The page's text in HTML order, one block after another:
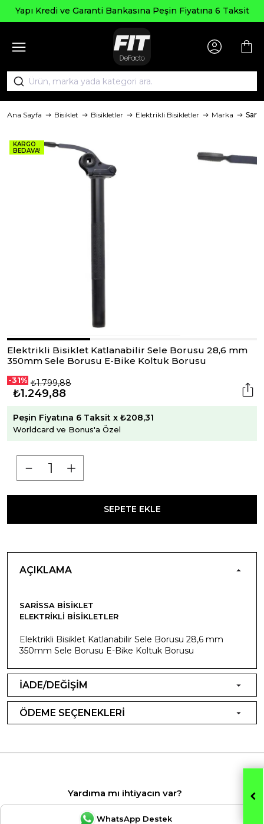
Yapı Kredi ve Garanti Bankasına Peşin Fiyatına 6 Taksit
Ana Sayfa Bisiklet Bisikletler Elektrikli Bisikletler Marka
KARGO
BEDAVA!
Elektrikli Bisiklet Katlanabilir Sele Borusu 28,6 mm
350mm Sele Borusu E-Bike Koltuk Borusu
-31% ₺1.799,88
₺1.249,88
Peşin Fiyatına 6 Taksit x ₺208,31
Worldcard ve Bonus'a Özel
SEPETE EKLE
AÇIKLAMA
SARISSA BISIKLET
ELEKTRIKLI BISIKLETLER
Elektrikli Bisiklet Katlanabilir Sele Borusu 28,6 mm
350mm Sele Borusu E-Bike Koltuk Borusu
İADE/DEĞİŞİM
ÖDEME SEÇENEKLERİ
Yardıma mı ihtiyacın var?
WhatsApp Destek